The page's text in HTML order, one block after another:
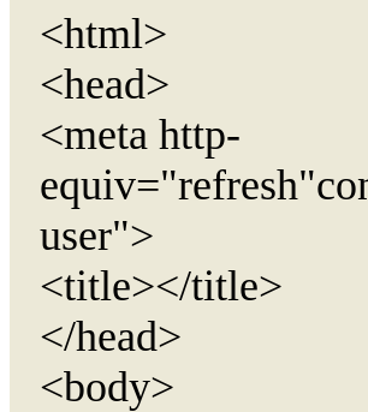
<html>
<head>
<meta http-
user">
<title></title>
</head>
<body>